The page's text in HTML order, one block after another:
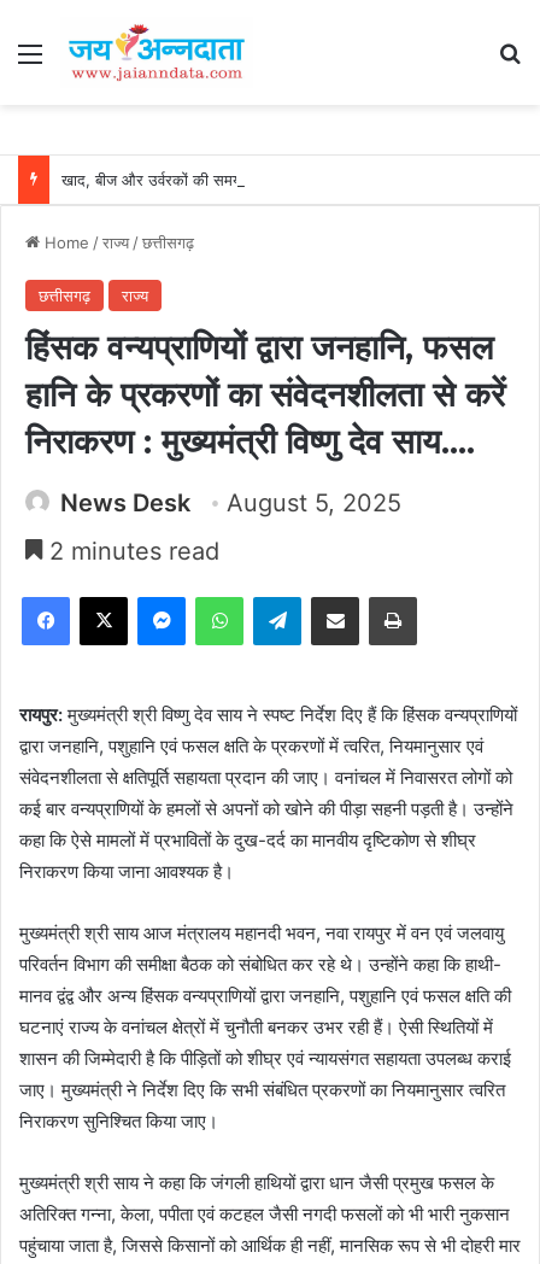
Menu
Home /राज्य/छत्तीसगढ़
छत्तीसगढ़ राज्य
हिंसक वन्यप्राणियों द्वारा जनहानि, फसल
हानि के प्रकरणों का संवेदनशीलता से करें
निराकरण : मुख्यमंत्री विष्णु देव साय….
News Desk
August 5, 2025
2 minutes read
Facebook
X MessengerWhatsAppTelegramShare via Email Print
रायपुर:मुख्यमंत्री श्री विष्णु देव साय ने स्पष्ट निर्देश दिए हैं कि हिंसक वन्यप्राणियों
द्वारा जनहानि, पशुहानि एवं फसल क्षति के प्रकरणों में त्वरित, नियमानुसार एवं
संवेदनशीलता से क्षतिपूर्ति सहायता प्रदान की जाए। वनांचल में निवासरत लोगों को
कई बार वन्यप्राणियों के हमलों से अपनों को खोने की पीड़ा सहनी पड़ती है। उन्होंने
कहा कि ऐसे मामलों में प्रभावितों के दुख-दर्द का मानवीय दृष्टिकोण से शीघ्र
निराकरण किया जाना आवश्यक है।
मुख्यमंत्री श्री साय आज मंत्रालय महानदी भवन, नवा रायपुर में वन एवं जलवायु
परिवर्तन विभाग की समीक्षा बैठक को संबोधित कर रहे थे। उन्होंने कहा कि हाथी-
मानव द्वंद्व और अन्य हिंसक वन्यप्राणियों द्वारा जनहानि, पशुहानि एवं फसल क्षति की
घटनाएं राज्य के वनांचल क्षेत्रों में चुनौती बनकर उभर रही हैं। ऐसी स्थितियों में
शासन की जिम्मेदारी है कि पीड़ितों को शीघ्र एवं न्यायसंगत सहायता उपलब्ध कराई
जाए। मुख्यमंत्री ने निर्देश दिए कि सभी संबंधित प्रकरणों का नियमानुसार त्वरित
निराकरण सुनिश्चित किया जाए।
मुख्यमंत्री श्री साय ने कहा कि जंगली हाथियों द्वारा धान जैसी प्रमुख फसल के
अतिरिक्त गन्ना, केला, पपीता एवं कटहल जैसी नगदी फसलों को भी भारी नुकसान
पहुंचाया जाता है, जिससे किसानों को आर्थिक ही नहीं, मानसिक रूप से भी दोहरी मार